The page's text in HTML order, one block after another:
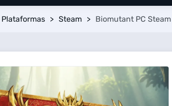
Plataformas > Steam > Biomutant PC